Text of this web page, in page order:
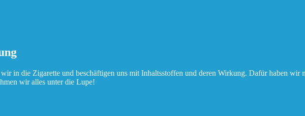
in die Zigarette und beschäftigen uns mit Inhaltsstoffen und deren Wirkung. Dafür haben
wir alles unter die Lupe!